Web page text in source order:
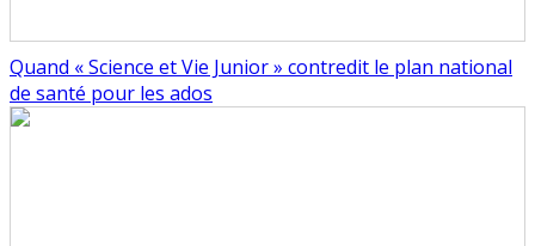
Quand « Science et Vie Junior » contredit le plan national
de santé pour les ados